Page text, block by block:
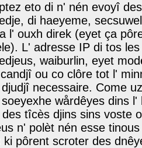
eto di n' nén evoyî
di haeyeme,
l' ouxh direk (eyet ça
L' adresse IP di tos
waiburlin, eyet
ou co clôre tot l'
necessaire. Come
wårdêyes dins
tîcès djins sins voste
n' polèt nén esse
ki pôrent scroter des